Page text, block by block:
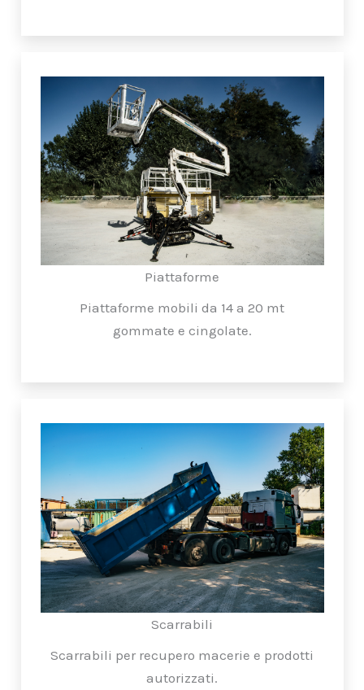
Piattaforme
Piattaforme mobili da 14 a 20 mt
gommate e cingolate.
Scarrabili
Scarrabili per recupero macerie e prodotti
autorizzati.